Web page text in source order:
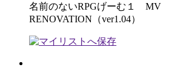
名前のないRPGげーむ１ MV
RENOVATION（ver1.04）